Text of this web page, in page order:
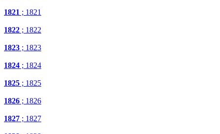
1821 ; 1821
1822 ; 1822
1823 ; 1823
1824 ; 1824
1825 ; 1825
1826 ; 1826
1827 ; 1827